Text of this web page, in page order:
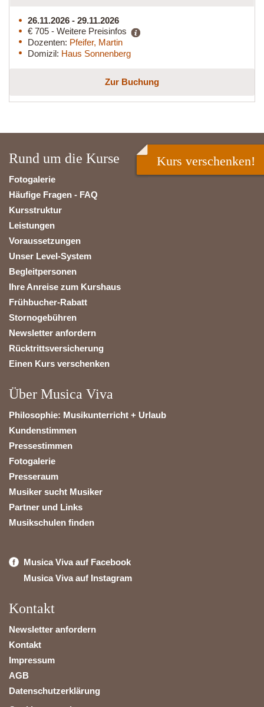
26.11.2026 - 29.11.2026
€ 705 - Weitere Preisinfos
Dozenten: Pfeifer, Martin
Domizil: Haus Sonnenberg
Zur Buchung
Rund um die Kurse
Fotogalerie
Häufige Fragen - FAQ
Kursstruktur
Leistungen
Voraussetzungen
Unser Level-System
Begleitpersonen
Ihre Anreise zum Kurshaus
Frühbucher-Rabatt
Stornogebühren
Newsletter anfordern
Rücktrittsversicherung
Einen Kurs verschenken
Über Musica Viva
Philosophie: Musikunterricht + Urlaub
Kundenstimmen
Pressestimmen
Fotogalerie
Presseraum
Musiker sucht Musiker
Partner und Links
Musikschulen finden
Musica Viva auf Facebook
Musica Viva auf Instagram
Kontakt
Newsletter anfordern
Kontakt
Impressum
AGB
Datenschutzerklärung
Kurs verschenken!